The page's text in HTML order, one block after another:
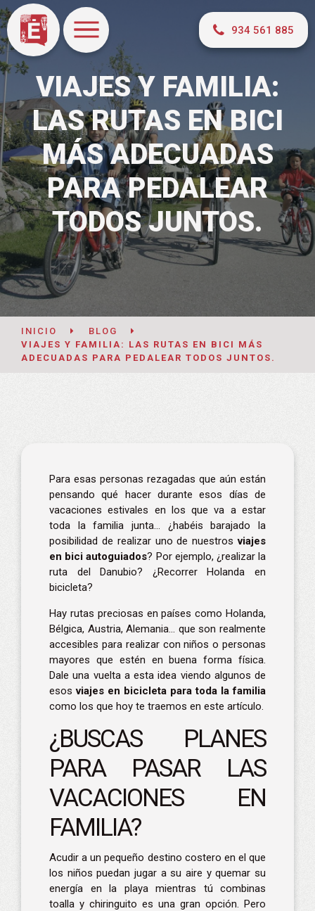
934 561 885
VIAJES Y FAMILIA:
LAS RUTAS EN BICI
MÁS ADECUADAS
PARA PEDALEAR
TODOS JUNTOS.
INICIO
BLOG
VIAJES Y FAMILIA: LAS RUTAS EN BICI MÁS
ADECUADAS PARA PEDALEAR TODOS JUNTOS.
Para esas personas rezagadas que aún están
pensando qué hacer durante esos días de
vacaciones estivales en los que va a estar
toda la familia junta… ¿habéis barajado la
posibilidad de realizar uno de nuestrosviajes
en bici autoguiados? Por ejemplo, ¿realizar la
ruta del Danubio? ¿RecorrerHolanda en
bicicleta?
Hay rutas preciosas en países como Holanda,
Bélgica, Austria, Alemania… que son realmente
accesibles para realizar con niños o personas
mayores que estén en buena forma física.
Dale una vuelta a esta idea viendo algunos de
esosviajes en bicicleta para toda la familia
como los que hoy te traemos en este artículo.
¿BUSCAS PLANES
PARA PASAR LAS
VACACIONES EN
FAMILIA?
Acudir a un pequeño destino costero en el que
los niños puedan jugar a su aire y quemar su
energía en la playa mientras tú combinas
toalla y chiringuito es una gran opción. Pero